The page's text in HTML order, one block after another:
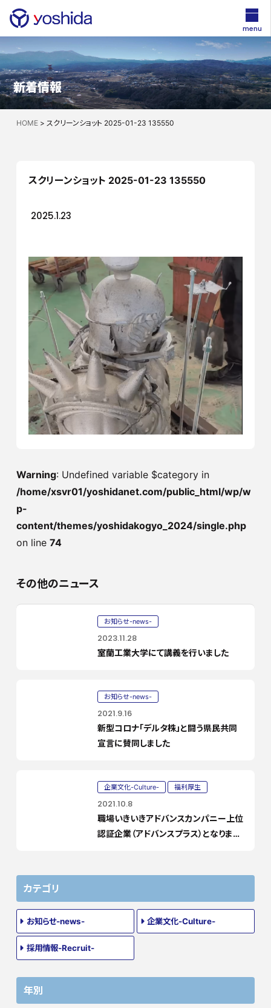
新着情報
HOME> スクリーンショット 2025-01-23 135550
スクリーンショット 2025-01-23 135550
2025.1.23
Warning: Undefined variable $category in
/home/xsvr01/yoshidanet.com/public_html/wp/w
p-
content/themes/yoshidakogyo_2024/single.php
on line 74
その他のニュース
お知らせ-news-
2023.11.28
室蘭工業大学にて講義を行いました
お知らせ-news-
2021.9.16
新型コロナ「デルタ株」と闘う県民共同
宣言に賛同しました
企業文化-Culture- 福利厚生
2021.10.8
職場いきいきアドバンスカンパニー上位
認証企業（アドバンスプラス）となりまし
カテゴリ
お知らせ-news- 企業文化-Culture-
採用情報-Recruit-
年別
menu